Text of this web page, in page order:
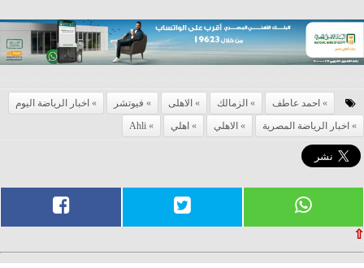
احمد عاطف الزمالك الاهلى فيوتشر
اخبار الرياضة اليوم
اخبار الرياضة المصرية
الاهلي اهلي Ahli
⇧